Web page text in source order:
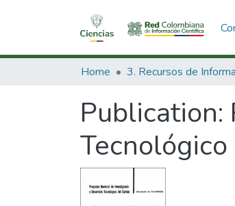
Home
Publication: